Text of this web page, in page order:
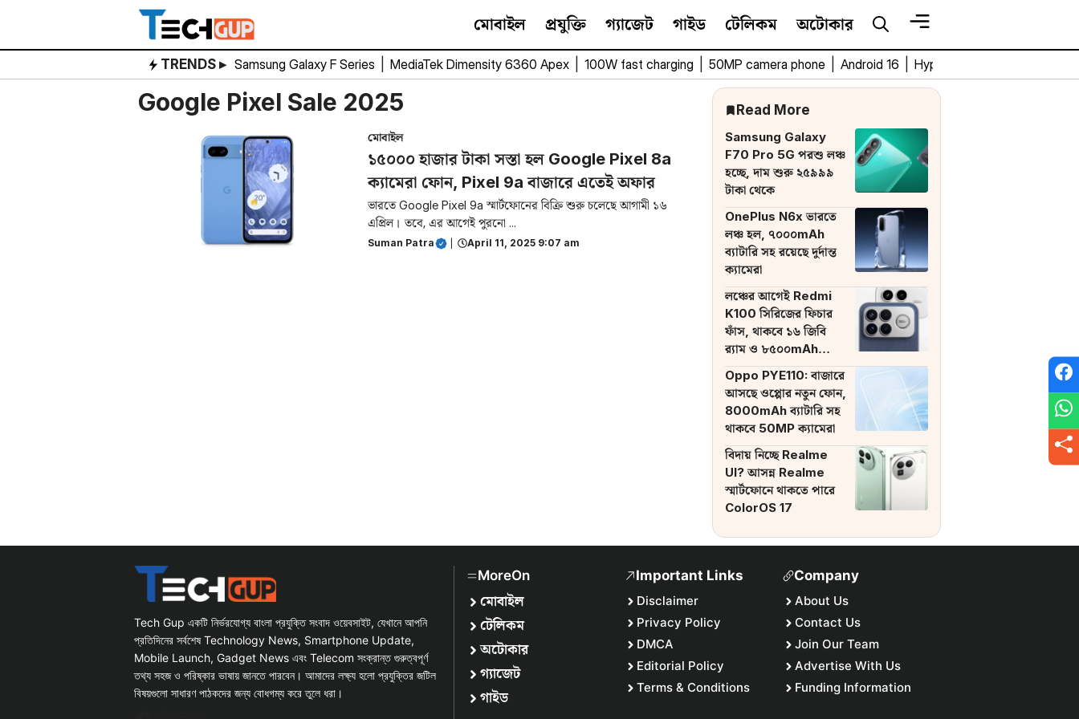
content
মোবাইল প্রযুক্তি গ্যাজেট গাইড টেলিকম অটোকার
TRENDS ▸ Samsung Galaxy F Series MediaTek Dimensity 6360 Apex 100W fast charging 50MP camera phone Android 16 HyperOS 3
Google Pixel Sale 2025
মোবাইল
১৫০০০ হাজার টাকা সস্তা হল Google Pixel 8a
ক্যামেরা ফোন, Pixel 9a বাজারে এতেই অফার
ভারতে Google Pixel 9a স্মার্টফোনের বিক্রি শুরু চলেছে আগামী ১৬
এপ্রিল। তবে, এর আগেই পুরনো ...
Suman Patra April 11, 2025 9:07 am
Read More
Samsung Galaxy
F70 Pro 5G পরশু লঞ্চ
হচ্ছে, দাম শুরু ২৫৯৯৯
টাকা থেকে
OnePlus N6x ভারতে
লঞ্চ হল, ৭০০০mAh
ব্যাটারি সহ রয়েছে দুর্দান্ত
ক্যামেরা
লঞ্চের আগেই Redmi
K100 সিরিজের ফিচার
ফাঁস, থাকবে ১৬ জিবি
র‌্যাম ও ৮৫০০mAh
ব্যাটারি
Oppo PYE110: বাজারে
আসছে ওপ্পোর নতুন ফোন,
8000mAh ব্যাটারি সহ
থাকবে 50MP ক্যামেরা
বিদায় নিচ্ছে Realme
UI? আসন্ন Realme
স্মার্টফোনে থাকতে পারে
ColorOS 17
Tech Gup একটি নির্ভরযোগ্য বাংলা প্রযুক্তি সংবাদ ওয়েবসাইট, যেখানে আপনি
প্রতিদিনের সর্বশেষ Technology News, Smartphone Update,
Mobile Launch, Gadget News এবং Telecom সংক্রান্ত গুরুত্বপূর্ণ
তথ্য সহজ ও পরিষ্কার ভাষায় জানতে পারবেন। আমাদের লক্ষ্য হলো প্রযুক্তির জটিল
বিষয়গুলো সাধারণ পাঠকদের জন্য বোধগম্য করে তুলে ধরা।
MoreOn
মোবাইল
টেলিকম
অটোকার
গ্যাজেট
গাইড
Important Links
Disclaimer
Privacy Policy
DMCA
Editorial Policy
Terms & Conditions
Company
About Us
Contact Us
Join Our Team
Advertise With Us
Funding Information